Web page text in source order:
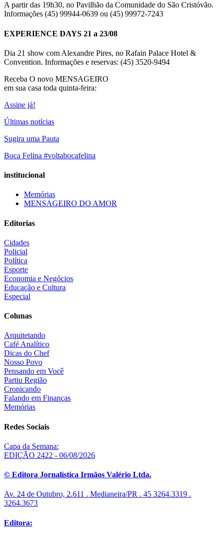
A partir das 19h30, no Pavilhão da Comunidade do São Cristóvão.
Informações (45) 99944-0639 ou (45) 99972-7243
EXPERIENCE DAYS 21 a 23/08
Dia 21 show com Alexandre Pires, no Rafain Palace Hotel &
Convention. Informações e reservas: (45) 3520-9494
Receba O novo MENSAGEIRO
em sua casa toda quinta-feira:
Assine já!
Últimas notícias
Sugira uma Pauta
Boca Felina #voltabocafelina
institucional
Memórias
MENSAGEIRO DO AMOR
Editorias
Cidades
Policial
Política
Esporte
Economia e Negócios
Educação e Cultura
Especial
Colunas
Arquitetando
Café Analítico
Dicas do Chef
Nosso Povo
Pensando em Você
Partiu Região
Cronicando
Falando em Finanças
Memórias
Redes Sociais
Capa da Semana:
EDIÇÃO 2422 - 06/08/2026
© Editora Jornalística Irmãos Valério Ltda.
Av. 24 de Outubro, 2.611 . Medianeira/PR . 45 3264.3319 .
3264.3673
Editora: